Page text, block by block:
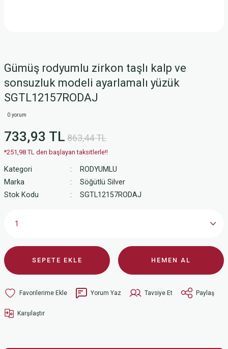
Gümüş rodyumlu zirkon taşlı kalp ve
sonsuzluk modeli ayarlamalı yüzük
SGTL12157RODAJ
0 yorum
733,93 TL 863,44 TL
*251,98 TL den başlayan taksitlerle!!
Kategori
RODYUMLU
Marka
Söğütlü Silver
Stok Kodu
SGTL12157RODAJ
SEPETE EKLE HEMEN AL
Yorum Yaz Tavsiye Et Paylaş
Karşılaştır